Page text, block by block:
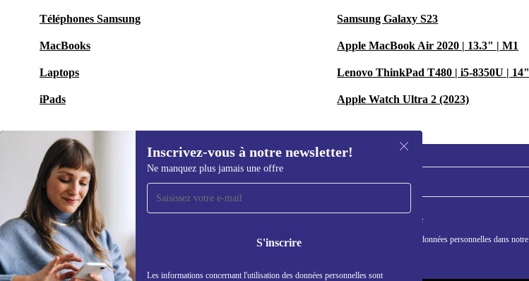
Téléphones Samsung
MacBooks
Laptops
iPads
Samsung Galaxy S23
Apple MacBook Air 2020 | 13.3" | M1
Lenovo ThinkPad T480 | i5-8350U | 14"
Apple Watch Ultra 2 (2023)
Inscrivez-vous à notre newsletter!
Ne manquez plus jamais une offre
S'inscrire
Les informations concernant l'utilisation des données personnelles sont
Recevoir offres et infos de
refurbed par mail
Ne manquez plus aucune offre.
S'inscrire
Retrouvez les informations sur l'utilisation des données personnelles dans notre